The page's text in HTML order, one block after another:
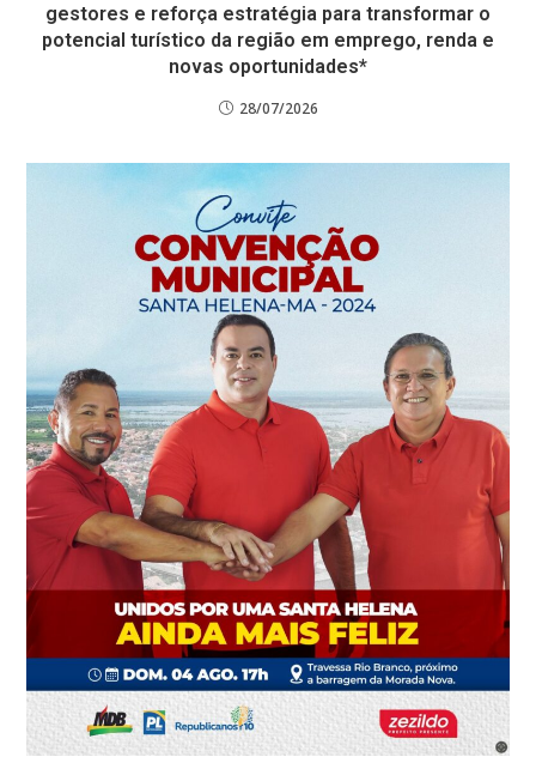
gestores e reforça estratégia para transformar o
potencial turístico da região em emprego, renda e
novas oportunidades*
28/07/2026